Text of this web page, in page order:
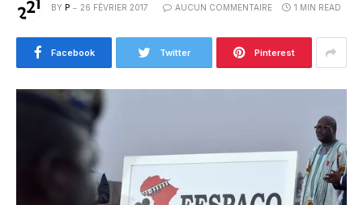
BY P 26 FÉVRIER 2017 AUCUN COMMENTAIRE 1 MIN READ
Facebook Twitter Pinterest